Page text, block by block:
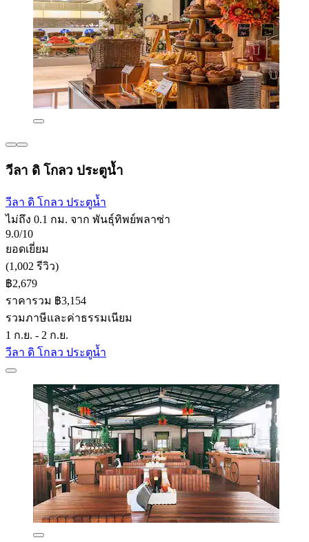
วีลา ดิ โกลว ประตูน้ำ
วีลา ดิ โกลว ประตูน้ำ
ไม่ถึง 0.1 กม. จาก พันธุ์ทิพย์พลาซ่า
9.0/10
ยอดเยี่ยม
(1,002 รีวิว)
฿2,679
ราคารวม ฿3,154
รวมภาษีและค่าธรรมเนียม
1 ก.ย. - 2 ก.ย.
วีลา ดิ โกลว ประตูน้ำ